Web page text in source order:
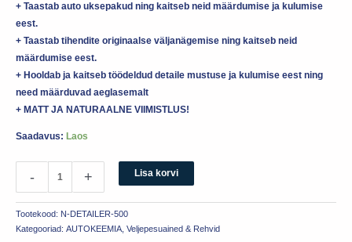
+ Taastab auto uksepakud ning kaitseb neid määrdumise ja kulumise
eest.
+ Taastab tihendite originaalse väljanägemise ning kaitseb neid
määrdumise eest.
+ Hooldab ja kaitseb töödeldud detaile mustuse ja kulumise eest ning
need määrduvad aeglasemalt
+ MATT JA NATURAALNE VIIMISTLUS!
Saadavus: Laos
- + Lisa korvi
Tootekood: N-DETAILER-500
Kategooriad: AUTOKEEMIA Veljepesuained & Rehvid